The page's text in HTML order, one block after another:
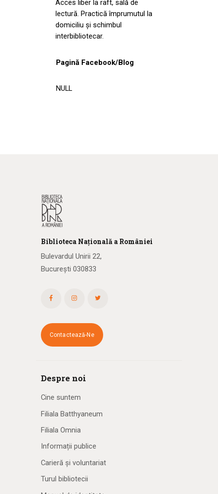
Acces liber la raft, sală de
lectură. Practică împrumutul la
domiciliu şi schimbul
interbibliotecar.
Pagină Facebook/Blog
NULL
Biblioteca Națională a României
Bulevardul Unirii 22,
București 030833
Contactează-Ne
Despre noi
Cine suntem
Filiala Batthyaneum
Filiala Omnia
Informații publice
Carieră și voluntariat
Turul bibliotecii